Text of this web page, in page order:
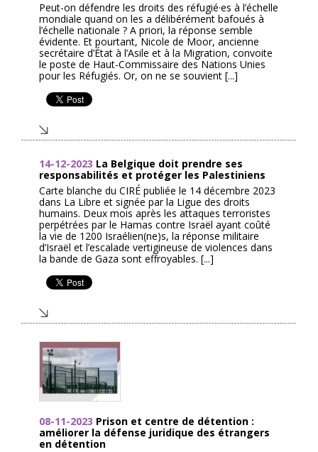
Peut-on défendre les droits des réfugié·es à l’échelle
mondiale quand on les a délibérément bafoués à
l’échelle nationale ? A priori, la réponse semble
évidente. Et pourtant, Nicole de Moor, ancienne
secrétaire d’État à l’Asile et à la Migration, convoite
le poste de Haut-Commissaire des Nations Unies
pour les Réfugiés. Or, on ne se souvient [...]
14-12-2023 La Belgique doit prendre ses
responsabilités et protéger les Palestiniens
Carte blanche du CIRÉ publiée le 14 décembre 2023
dans La Libre et signée par la Ligue des droits
humains. Deux mois après les attaques terroristes
perpétrées par le Hamas contre Israël ayant coûté
la vie de 1200 Israélien(ne)s, la réponse militaire
d’Israël et l’escalade vertigineuse de violences dans
la bande de Gaza sont effroyables. [...]
08-11-2023 Prison et centre de détention :
améliorer la défense juridique des étrangers
en détention